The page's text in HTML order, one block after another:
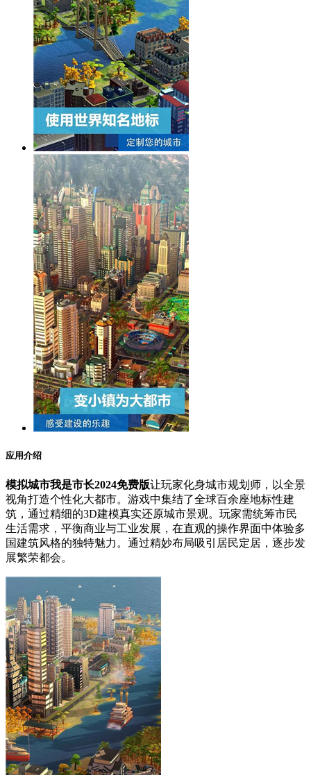
应用介绍
模拟城市我是市长2024免费版让玩家化身城市规划师，以全景
视角打造个性化大都市。游戏中集结了全球百余座地标性建
筑，通过精细的3D建模真实还原城市景观。玩家需统筹市民
生活需求，平衡商业与工业发展，在直观的操作界面中体验多
国建筑风格的独特魅力。通过精妙布局吸引居民定居，逐步发
展繁荣都会。